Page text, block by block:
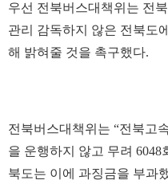
우선 전북버스대책위는 전
관리 감독하지 않은 전북도
해 밝혀줄 것을 촉구했다.
전북버스대책위는 “전북고
을 운행하지 않고 무려 6048
북도는 이에 과징금을 부과